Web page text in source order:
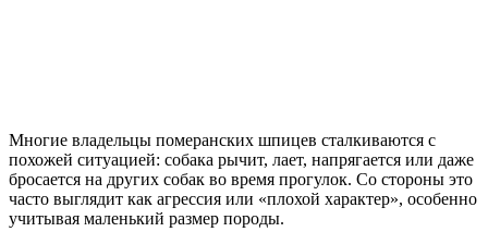
Многие владельцы померанских шпицев сталкиваются с
похожей ситуацией: собака рычит, лает, напрягается или даже
бросается на других собак во время прогулок. Со стороны это
часто выглядит как агрессия или «плохой характер», особенно
учитывая маленький размер породы.